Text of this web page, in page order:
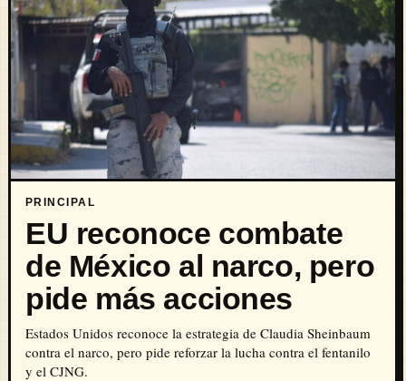
PRINCIPAL
EU reconoce combate
de México al narco, pero
pide más acciones
Estados Unidos reconoce la estrategia de Claudia Sheinbaum
contra el narco, pero pide reforzar la lucha contra el fentanilo
y el CJNG.